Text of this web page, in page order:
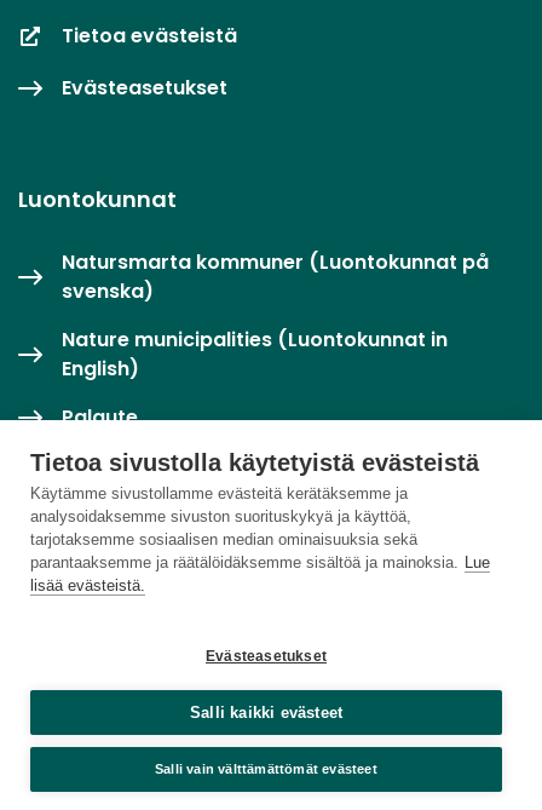
Tietoa sivustolla käytetyistä evästeistä
Käytämme sivustollamme evästeitä kerätäksemme ja
analysoidaksemme sivuston suorituskykyä ja käyttöä,
tarjotaksemme sosiaalisen median ominaisuuksia sekä
parantaaksemme ja räätälöidäksemme sisältöä ja mainoksia. Lue
lisää evästeistä.
Evästeasetukset
Salli kaikki evästeet
Salli vain välttämättömät evästeet
Tietoa evästeistä
Evästeasetukset
Luontokunnat
Natursmarta kommuner (Luontokunnat på
svenska)
Nature municipalities (Luontokunnat in
English)
Palaute
Twitter / X
Luontoloikka-palvelu